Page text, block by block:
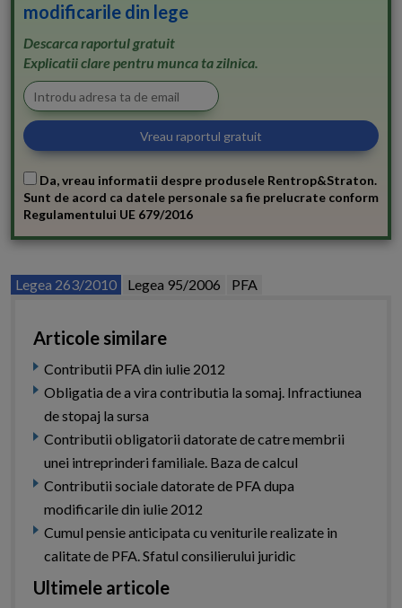
modificarile din lege
Descarca raportul gratuit
Explicatii clare pentru munca ta zilnica.
Da, vreau informatii despre produsele Rentrop&Straton.
Sunt de acord ca datele personale sa fie prelucrate conform
Regulamentului UE 679/2016
Legea 263/2010 Legea 95/2006 PFA
Articole similare
Contributii PFA din iulie 2012
Obligatia de a vira contributia la somaj. Infractiunea
de stopaj la sursa
Contributii obligatorii datorate de catre membrii
unei intreprinderi familiale. Baza de calcul
Contributii sociale datorate de PFA dupa
modificarile din iulie 2012
Cumul pensie anticipata cu veniturile realizate in
calitate de PFA. Sfatul consilierului juridic
Ultimele articole